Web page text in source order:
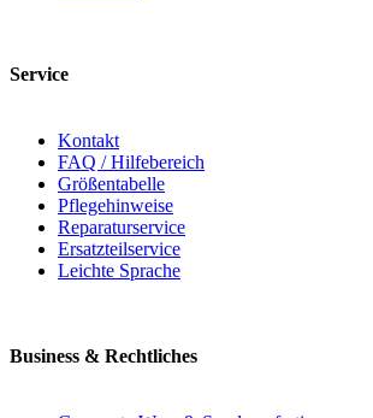
Service
Kontakt
FAQ / Hilfebereich
Größentabelle
Pflegehinweise
Reparaturservice
Ersatzteilservice
Leichte Sprache
Business & Rechtliches